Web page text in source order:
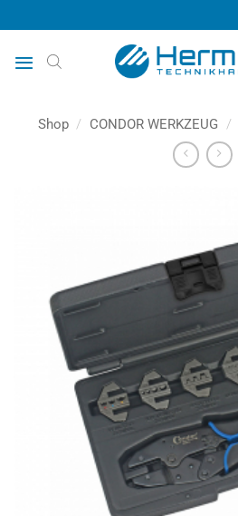
Inhalt
springen
Shop / CONDOR WERKZEUG /